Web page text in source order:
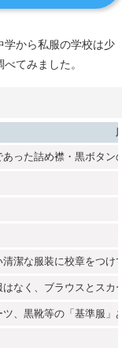
学から私服の学校は少
てみました。
あった詰め襟・黒ボタン
清潔な服装に校章をつけ
はなく、ブラウスとスカ
ツ、黒靴等の「基準服」